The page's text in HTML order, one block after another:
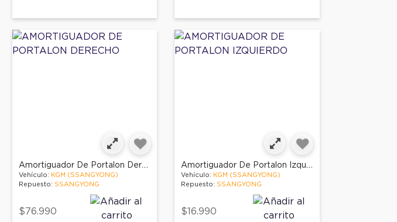
Amortiguador De Portalon Derecho
Vehículo: KGM (SSANGYONG)
Repuesto: SSANGYONG
$76.990
Amortiguador De Portalon Izquierdo
Vehículo: KGM (SSANGYONG)
Repuesto: SSANGYONG
$16.990